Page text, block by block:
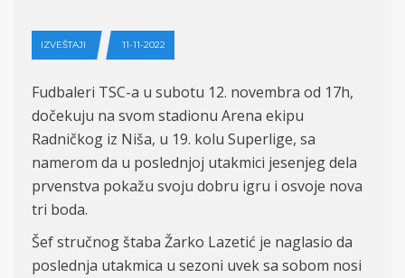
IZVEŠTAJI 11-11-2022
Fudbaleri TSC-a u subotu 12. novembra od 17h,
dočekuju na svom stadionu Arena ekipu
Radničkog iz Niša, u 19. kolu Superlige, sa
namerom da u poslednjoj utakmici jesenjeg dela
prvenstva pokažu svoju dobru igru i osvoje nova
tri boda.
Šef stručnog štaba Žarko Lazetić je naglasio da
poslednja utakmica u sezoni uvek sa sobom nosi